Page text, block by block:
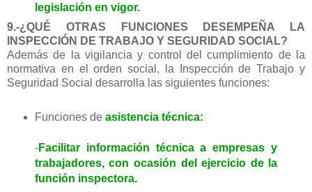
legislación en vigor.
9.-¿QUÉ OTRAS FUNCIONES DESEMPEÑA LA
INSPECCIÓN DE TRABAJO Y SEGURIDAD SOCIAL?
Además de la vigilancia y control del cumplimiento de la
normativa en el orden social, la Inspección de Trabajo y
Seguridad Social desarrolla las siguientes funciones:
Funciones de asistencia técnica:
-Facilitar información técnica a empresas y
trabajadores, con ocasión del ejercicio de la
función inspectora.